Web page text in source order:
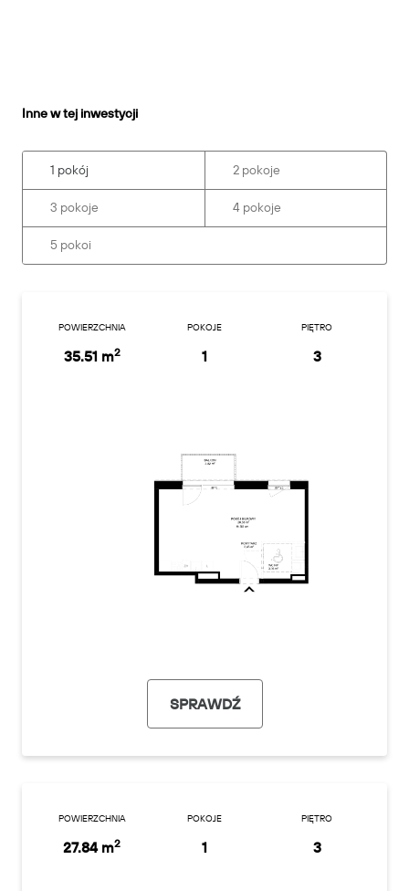
Inne w tej inwestycji
1 pokój 2 pokoje
3 pokoje 4 pokoje
5 pokoi
POWIERZCHNIA
35.51 m2
POKOJE
1
PIĘTRO
3
SPRAWDŹ
POWIERZCHNIA
27.84 m2
POKOJE
1
PIĘTRO
3